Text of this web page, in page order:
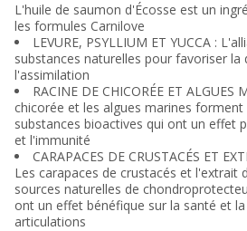
L'huile de saumon d'Écosse est un
les formules Carnilove
LEVURE, PSYLLIUM ET YUCCA :
substances naturelles pour favoriser la
l'assimilation
RACINE DE CHICORÉE ET ALGUES
chicorée et les algues marines
substances bioactives qui ont un effet
et l'immunité
CARAPACES DE CRUSTACÉS ET
Les carapaces de crustacés et l'extrait
sources naturelles de
ont un effet bénéfique sur la santé et
articulations